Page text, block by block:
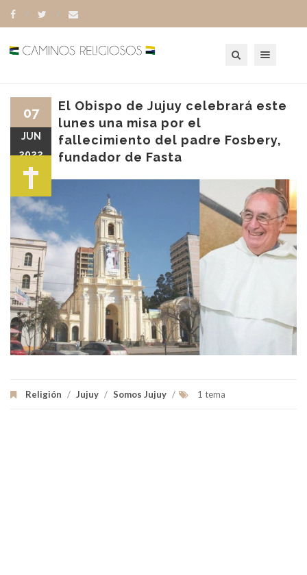
El Obispo de Jujuy celebrará este
lunes una misa por el
fallecimiento del padre Fosbery,
fundador de Fasta
Religión / Jujuy / Somos Jujuy / 1 tema
07
JUN
2022